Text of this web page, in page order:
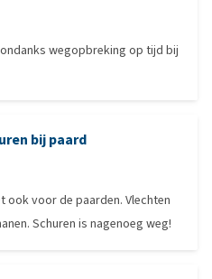
wegopbreking op tijd bij
bij paard
ook voor de paarden. Vlechten
Schuren is nagenoeg weg!